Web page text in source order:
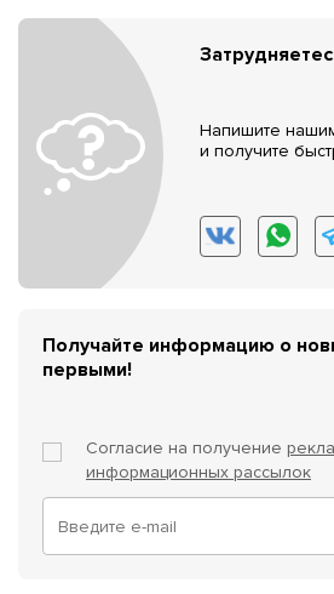
Напишите
и получите
Получайте информацию о
первыми!
Согласие на получение
информационных рассылок